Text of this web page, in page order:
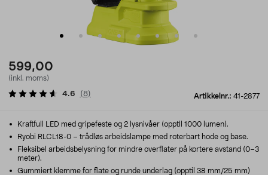
599,00
(inkl. moms)
Artikkelnr.: 41-2877
4.6 (8)
Kraftfull LED med gripefeste og 2 lysnivåer (opptil 1000 lumen).
Ryobi RLCL18-0 – trådløs arbeidslampe med roterbart hode og base.
Fleksibel arbeidsbelysning for mindre overflater på kortere avstand (0–3
meter).
Gummiert klemme for flate og runde underlag (opptil 38 mm/25 mm)